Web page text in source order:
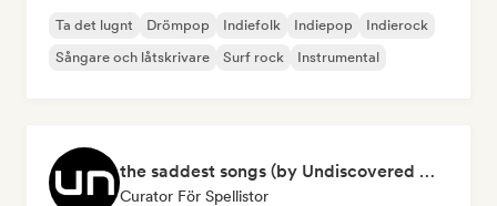
Ta det lugnt Drömpop Indiefolk Indiepop
Indierock
Sångare och låtskrivare
Surf rock Instrumental
the saddest songs (by Undiscovered Music)
Curator För Spellistor